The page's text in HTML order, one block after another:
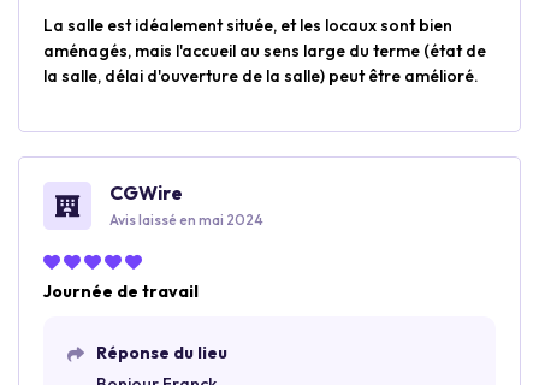
La salle est idéalement située, et les locaux sont bien
aménagés, mais l'accueil au sens large du terme (état de
la salle, délai d'ouverture de la salle) peut être amélioré.
CGWire
Avis laissé en mai 2024
Journée de travail
Réponse du lieu